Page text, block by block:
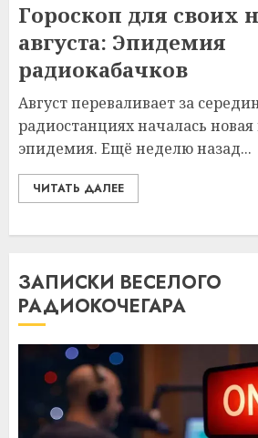
Гороскоп для своих
августа: Эпидемия
радиокабачков
Август переваливает за
радиостанциях началась
эпидемия. Ещё неделю назад...
ЧИТАТЬ ДАЛЕЕ
ЗАПИСКИ ВЕСЕЛОГО
РАДИОКОЧЕГАРА